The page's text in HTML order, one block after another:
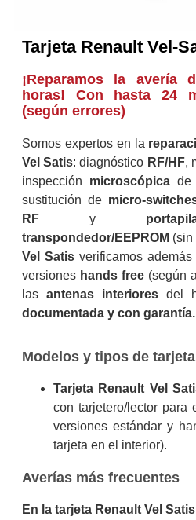
Tarjeta Renault Vel-
¡Reparamos la avería
horas! Con hasta 24
(según errores)
Somos expertos en la
Vel Satis: diagnóstico RF/HF,
inspección microscópicade
sustitución de micro-
RFy
transpondedor/EEPROM (sin
Vel Satisverificamos
versiones hands free (según
las antenas interiores del
documentada y con garantía.
Modelos y tipos de
Tarjeta Renault Vel
con tarjetero/lector para
versiones estándar y
tarjeta en el interior).
Averías más frecuentes
En la tarjeta Renault Vel Satis